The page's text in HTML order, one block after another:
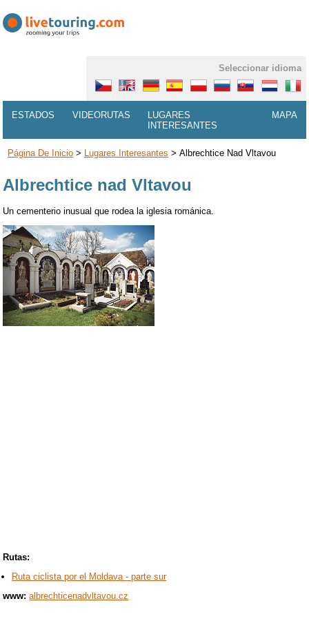
Seleccionar idioma
ESTADOS VIDEORUTAS
LUGARES
INTERESANTES
MAPA
Página De Inicio> Lugares Interesantes > Albrechtice Nad Vltavou
Albrechtice nad Vltavou
Un cementerio inusual que rodea la iglesia románica.
Rutas:
Ruta ciclista por el Moldava - parte sur
www: albrechticenadvltavou.cz